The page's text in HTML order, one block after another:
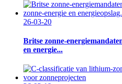
26-03-20
Britse zonne-
en energie...